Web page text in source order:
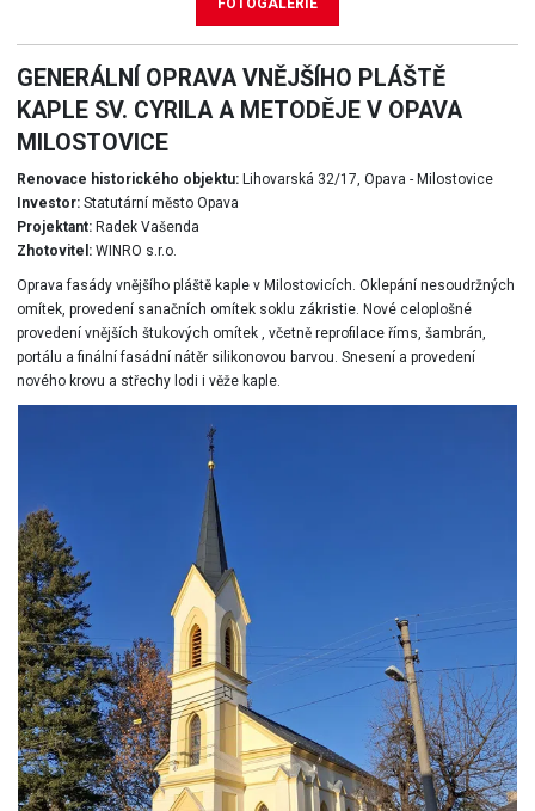
GENERÁLNÍ OPRAVA VNĚJŠÍHO PLÁŠTĚ
KAPLE SV. CYRILA A METODĚJE V OPAVA
MILOSTOVICE
Renovace historického objektu:Lihovarská 32/17, Opava - Milostovice
Investor:Statutární město Opava
Projektant:Radek Vašenda
Zhotovitel:WINRO s.r.o.
Oprava fasády vnějšího pláště kaple v Milostovicích. Oklepání nesoudržných
omítek, provedení sanačních omítek soklu zákristie. Nové celoplošné
provedení vnějších štukových omítek , včetně reprofilace říms, šambrán,
portálu a finální fasádní nátěr silikonovou barvou. Snesení a provedení
nového krovu a střechy lodi i věže kaple.